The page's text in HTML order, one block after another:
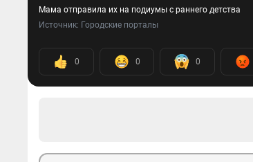
Мама отправила их на подиумы с раннего детства
Источник: Городские порталы
0 0 0